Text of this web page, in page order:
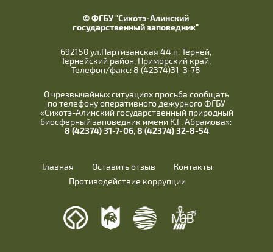
© ФГБУ "Сихотэ-Алинский
государственный заповедник"
692150 ул.Партизанская 44,п. Терней,
Тернейский район, Приморский край,
Телефон/факс: 8 (42374)31-3-78
О чрезвычайных ситуациях просьба сообщать
по телефону оперативного дежурного ФГБУ
«Сихотэ-Алинский государственный природный
биосферный заповедник имени К.Г. Абрамова»:
8 (42374) 31-7-06,8 (42374) 32-8-54
Главная Оставить отзыв
Контакты
Противодействие коррупции